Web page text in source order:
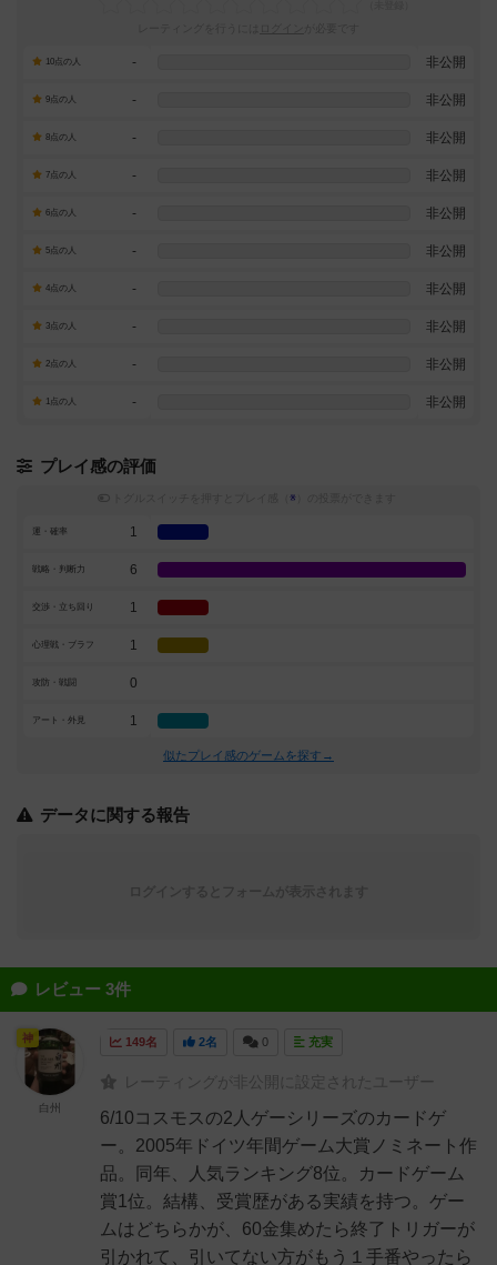
10点の人 - 非公開
9点の人 - 非公開
8点の人 - 非公開
7点の人 - 非公開
6点の人 - 非公開
5点の人 - 非公開
4点の人 - 非公開
3点の人 - 非公開
2点の人 - 非公開
1点の人 - 非公開
プレイ感の評価
※
運・確率 1
戦略・判断力 6
交渉・立ち回り 1
心理戦・ブラフ 1
攻防・戦闘 0
アート・外見 1
似たプレイ感のゲームを探す→
データに関する報告
レビュー 3件
149名 2名 0 充実
レーティングが非公開に設定されたユーザー
6/10コスモスの2人ゲーシリーズのカードゲ
ー。2005年ドイツ年間ゲーム大賞ノミネート作
品。同年、人気ランキング8位。カードゲーム
賞1位。結構、受賞歴がある実績を持つ。ゲー
ムはどちらかが、60金集めたら終了トリガーが
引かれて、引いてない方がもう１手番やったら
神
白州